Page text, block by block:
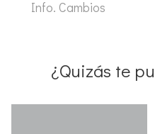
Info. Cambios
¿Quizás te